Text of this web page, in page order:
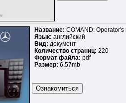
Название: COMAND:
Язык: английский
Вид: документ
Количество страниц: 220
Формат файла: pdf
Размер: 6.57mb